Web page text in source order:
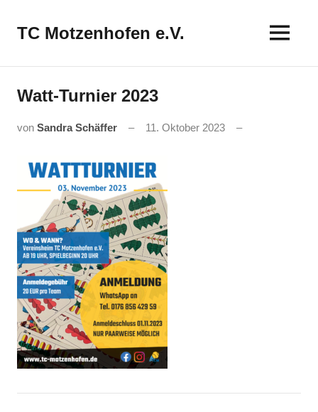
InhaltTC Motzenhofen e.V.
Watt-Turnier 2023
von Sandra Schäffer 11. Oktober 2023